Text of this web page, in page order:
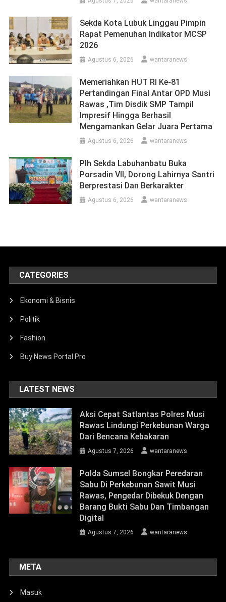
Sekda Kota Lubuk Linggau Pimpin
Rapat Pemenuhan Indikator MCSP
2026
Agustus 6, 2026 wantaranews
Memeriahkan HUT RI Ke-81
Pertandingan Final Antar OPD Musi
Rawas ,Tim Disdik SMP Tampil
Impresif Hingga Berhasil
Mengamankan Gelar Juara Pertama
Agustus 6, 2026 wantaranews
Plh Sekda Labuhanbatu Buka
Porsadin VII, Dorong Lahirnya Santri
Berprestasi Dan Berkarakter
Agustus 6, 2026 wantaranews
CATEGORIES
Ekonomi & Bisnis
Politik
Fashion
Buy News Portal Pro
LATEST NEWS
Aksi Cepat Satlantas Polres Musi
Rawas Lindungi Perkebunan Warga
Dari Bencana Kebakaran
Agustus 7, 2026 wantaranews
Polda Sumsel Bongkar Peredaran
Sabu Di Perkebunan Sawit Musi
Rawas, Pengedar Dibekuk Dengan
Barang Bukti Sabu Dan Timbangan
Digital
Agustus 7, 2026 wantaranews
META
Masuk